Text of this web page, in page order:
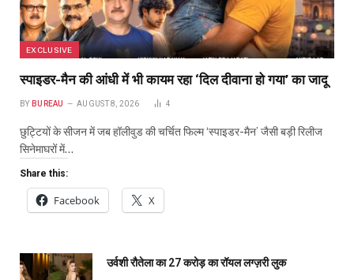
EXCLUSIVE
स्पाइडर-मैन की आंधी में भी कायम रहा ‘दिल दीवाना हो गया’ का जादू
BY BUREAU AUGUST 8, 2026 4
छुट्टियों के सीजन में जब हॉलीवुड की चर्चित फिल्म ‘स्पाइडर-मैन’ जैसी बड़ी रिलीज
सिनेमाघरों में…
Share this:
Facebook X
उर्वशी रौतेला का ₹27 करोड़ का रॉयल लग्ज़री लुक